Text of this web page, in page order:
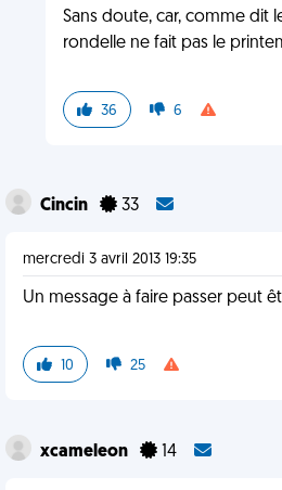
Sans doute, car, comme dit
rondelle ne fait pas le
36 6
Cincin 33
mercredi 3 avril 2013 19:35
Un message à faire passer peut
10 25
xcameleon 14